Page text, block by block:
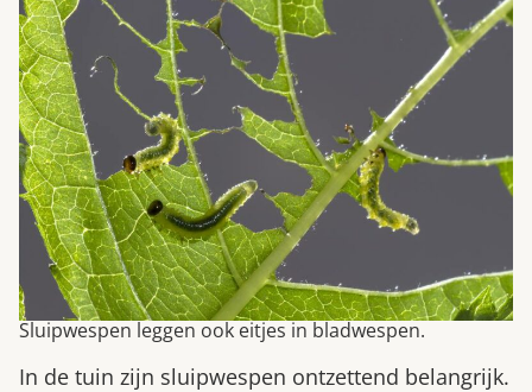
Sluipwespen leggen ook eitjes in bladwespen.
In de tuin zijn sluipwespen ontzettend belangrijk.